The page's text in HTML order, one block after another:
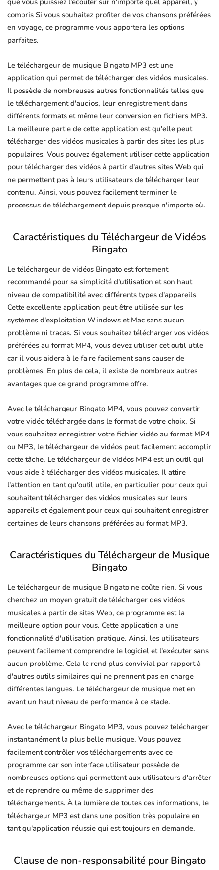
que vous puissiez l'écouter sur n'importe quel appareil, y
compris Si vous souhaitez profiter de vos chansons préférées
en voyage, ce programme vous apportera les options
parfaites.
Le téléchargeur de musique Bingato MP3 est une
application qui permet de télécharger des vidéos musicales.
Il possède de nombreuses autres fonctionnalités telles que
le téléchargement d'audios, leur enregistrement dans
différents formats et même leur conversion en fichiers MP3.
La meilleure partie de cette application est qu'elle peut
télécharger des vidéos musicales à partir des sites les plus
populaires. Vous pouvez également utiliser cette application
pour télécharger des vidéos à partir d'autres sites Web qui
ne permettent pas à leurs utilisateurs de télécharger leur
contenu. Ainsi, vous pouvez facilement terminer le
processus de téléchargement depuis presque n'importe où.
Caractéristiques du Téléchargeur de Vidéos
Bingato
Le téléchargeur de vidéos Bingato est fortement
recommandé pour sa simplicité d'utilisation et son haut
niveau de compatibilité avec différents types d'appareils.
Cette excellente application peut être utilisée sur les
systèmes d'exploitation Windows et Mac sans aucun
problème ni tracas. Si vous souhaitez télécharger vos vidéos
préférées au format MP4, vous devez utiliser cet outil utile
car il vous aidera à le faire facilement sans causer de
problèmes. En plus de cela, il existe de nombreux autres
avantages que ce grand programme offre.
Avec le téléchargeur Bingato MP4, vous pouvez convertir
votre vidéo téléchargée dans le format de votre choix. Si
vous souhaitez enregistrer votre fichier vidéo au format MP4
ou MP3, le téléchargeur de vidéos peut facilement accomplir
cette tâche. Le téléchargeur de vidéos MP4 est un outil qui
vous aide à télécharger des vidéos musicales. Il attire
l'attention en tant qu'outil utile, en particulier pour ceux qui
souhaitent télécharger des vidéos musicales sur leurs
appareils et également pour ceux qui souhaitent enregistrer
certaines de leurs chansons préférées au format MP3.
Caractéristiques du Téléchargeur de Musique
Bingato
Le téléchargeur de musique Bingato ne coûte rien. Si vous
cherchez un moyen gratuit de télécharger des vidéos
musicales à partir de sites Web, ce programme est la
meilleure option pour vous. Cette application a une
fonctionnalité d'utilisation pratique. Ainsi, les utilisateurs
peuvent facilement comprendre le logiciel et l'exécuter sans
aucun problème. Cela le rend plus convivial par rapport à
d'autres outils similaires qui ne prennent pas en charge
différentes langues. Le téléchargeur de musique met en
avant un haut niveau de performance à ce stade.
Avec le téléchargeur Bingato MP3, vous pouvez télécharger
instantanément la plus belle musique. Vous pouvez
facilement contrôler vos téléchargements avec ce
programme car son interface utilisateur possède de
nombreuses options qui permettent aux utilisateurs d'arrêter
et de reprendre ou même de supprimer des
téléchargements. À la lumière de toutes ces informations, le
téléchargeur MP3 est dans une position très populaire en
tant qu'application réussie qui est toujours en demande.
Clause de non-responsabilité pour Bingato